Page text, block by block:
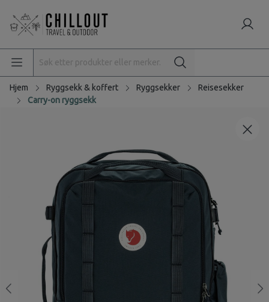
Hjem Ryggsekk & koffert Ryggsekker
Reisesekker
Carry-on ryggsekk